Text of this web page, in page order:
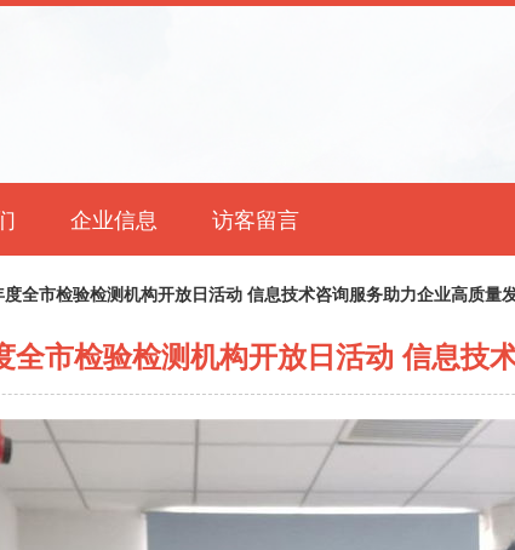
企业信息 访客留言
全市检验检测机构开放日活动 信息技术咨询服务助力企业高质量
全市检验检测机构开放日活动 信息技